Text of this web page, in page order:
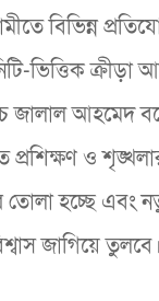
বিভিন্ন
ভিত্তিক
জালাল আহমেদ
প্রশিক্ষণ ও
হচ্ছে এবং
জাগিয়ে তুলবে।